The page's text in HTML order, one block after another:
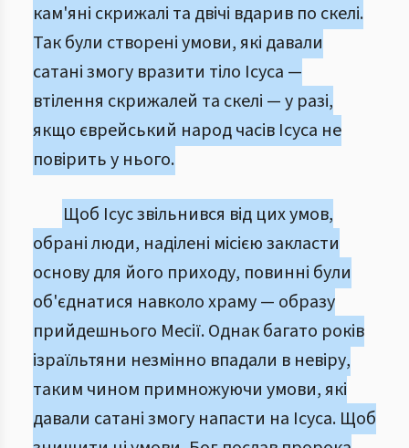
кам'яні скрижалі та двічі вдарив по скелі.
Так були створені умови, які давали
сатані змогу вразити тіло Ісуса —
втілення скрижалей та скелі — у разі,
якщо єврейський народ часів Ісуса не
повірить у нього.
Щоб Ісус звільнився від цих умов,
обрані люди, наділені місією закласти
основу для його приходу, повинні були
об'єднатися навколо храму — образу
прийдешнього Месії. Однак багато років
ізраїльтяни незмінно впадали в невіру,
таким чином примножуючи умови, які
давали сатані змогу напасти на Ісуса. Щоб